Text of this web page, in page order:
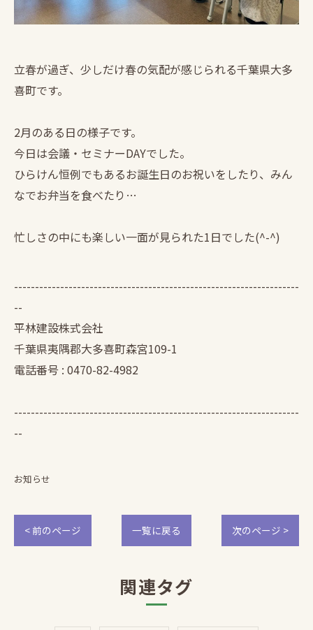
立春が過ぎ、少しだけ春の気配が感じられる千葉県大多
喜町です。
2月のある日の様子です。
今日は会議・セミナーDAYでした。
ひらけん恒例でもあるお誕生日のお祝いをしたり、みん
なでお弁当を食べたり…
忙しさの中にも楽しい一面が見られた1日でした(^-^)
--------------------------------------------------------------------
--
平林建設株式会社
千葉県夷隅郡大多喜町森宮109-1
電話番号 : 0470-82-4982
--------------------------------------------------------------------
--
お知らせ
< 前のページ 一覧に戻る 次のページ >
関連タグ